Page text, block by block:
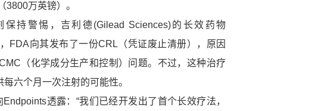
3800万英镑）。
持警惕， 吉利德(Gilead Sciences)的长效药物
FDA向其发布了一份CRL（凭证废止清册）
，原因
（化学成分生产和控制） 问题。不过，这种治疗
每六个月一次注射的可能性。
Endpoints透露：“我们已经开发出了首个长效疗法，